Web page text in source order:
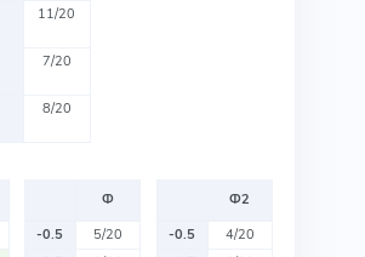
11/20
7/20
8/20
Ф
-0.5
5/20
Ф2
-0.5
4/20